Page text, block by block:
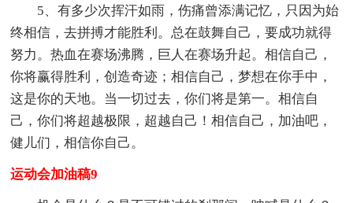
5、有多少次挥汗如雨，伤痛曾添满记忆，只因为始
终相信，去拼搏才能胜利。总在鼓舞自己，要成功就得
努力。热血在赛场沸腾，巨人在赛场升起。相信自己，
你将赢得胜利，创造奇迹；相信自己，梦想在你手中，
这是你的天地。当一切过去，你们将是第一。相信自
己，你们将超越极限，超越自己！相信自己，加油吧，
健儿们，相信你自己。
运动会加油稿9